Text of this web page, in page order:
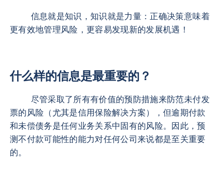
信息就是知识，知识就是力量：正确决策意味着
更有效地管理风险，更容易发现新的发展机遇！
什么样的信息是最重要的？
尽管采取了所有有价值的预防措施来防范未付发
票的风险（尤其是信用保险解决方案），但逾期付款
和未偿债务是任何业务关系中固有的风险。因此，预
测不付款可能性的能力对任何公司来说都是至关重要
的。